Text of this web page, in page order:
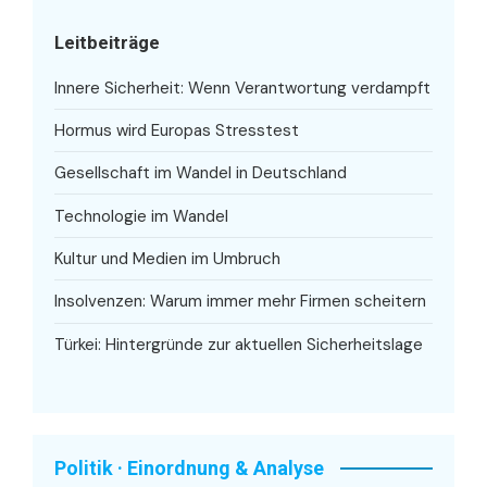
Leitbeiträge
Innere Sicherheit: Wenn Verantwortung verdampft
Hormus wird Europas Stresstest
Gesellschaft im Wandel in Deutschland
Technologie im Wandel
Kultur und Medien im Umbruch
Insolvenzen: Warum immer mehr Firmen scheitern
Türkei: Hintergründe zur aktuellen Sicherheitslage
Politik · Einordnung & Analyse